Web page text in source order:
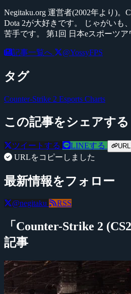
Negitaku.org 運営者(2002年より)。
Dota 2が大好きです。 じゃがいも
苦手です。 第1回 日本eスポーツ
記事一覧へ @YossyFPS
タグ
Counter-Strike 2 Esports Charts
この記事をシェアする
ツイートする LINEする
URLをコピーしました
最新情報をフォロー
@negitaku RSS
「Counter-Strike 2
記事